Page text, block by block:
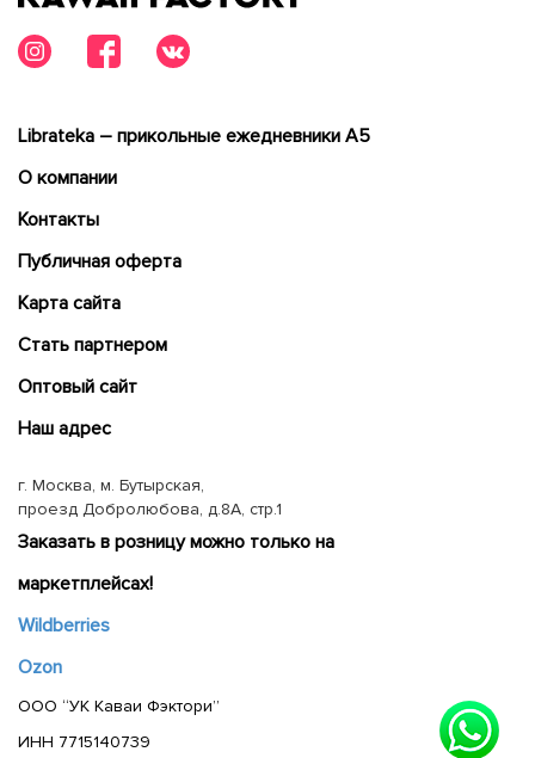
Librateka – прикольные ежедневники А5
О компании
Контакты
Публичная оферта
Карта сайта
Cтать партнером
Оптовый сайт
Наш адрес
г. Москва, м. Бутырская,
проезд Добролюбова, д.8А, стр.1
Заказать в розницу можно только на
маркетплейсах!
Wildberries
Ozon
ООО “УК Каваи Фэктори”
ИНН 7715140739